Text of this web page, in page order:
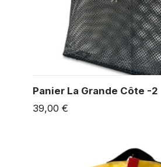
Panier La Grande Côte -2
39,00 €